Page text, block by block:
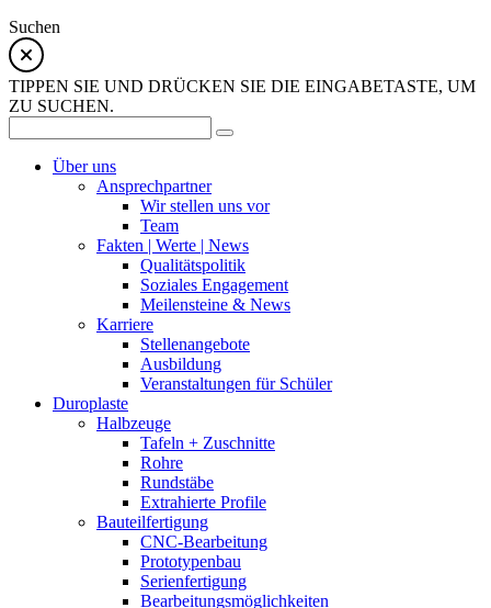
Suchen
TIPPEN SIE UND DRÜCKEN SIE DIE EINGABETASTE, UM
ZU SUCHEN.
Über uns
Ansprechpartner
Wir stellen uns vor
Team
Fakten | Werte | News
Qualitätspolitik
Soziales Engagement
Meilensteine & News
Karriere
Stellenangebote
Ausbildung
Veranstaltungen für Schüler
Duroplaste
Halbzeuge
Tafeln + Zuschnitte
Rohre
Rundstäbe
Extrahierte Profile
Bauteilfertigung
CNC-Bearbeitung
Prototypenbau
Serienfertigung
Bearbeitungsmöglichkeiten